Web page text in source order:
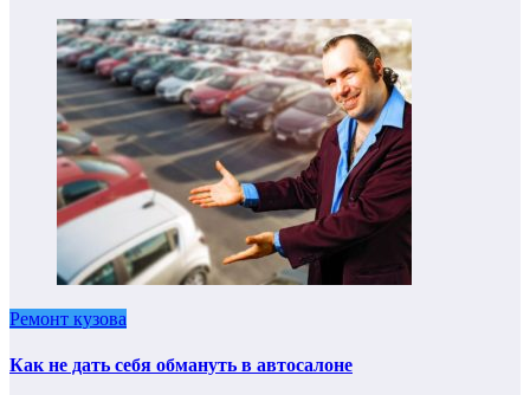
Ремонт кузова
Как не дать себя обмануть в автосалоне